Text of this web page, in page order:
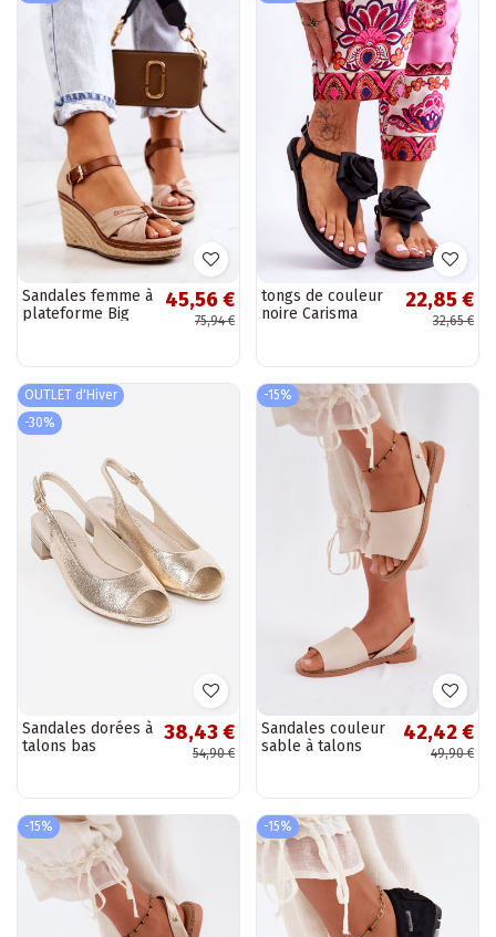
Sandales femme à
plateforme Big
45,56 €
75,94 €
tongs de couleur
noire Carisma
22,85 €
32,65 €
OUTLET d'Hiver
-30%
Sandales dorées à
talons bas
38,43 €
54,90 €
-15%
Sandales couleur
sable à talons
42,42 €
49,90 €
-15% -15%